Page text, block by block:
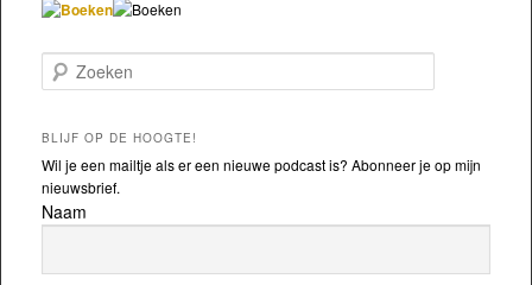
Zoeken
BLIJF OP DE HOOGTE!
Wil je een mailtje als er een nieuwe podcast is? Abonneer je op mijn
nieuwsbrief.
Naam